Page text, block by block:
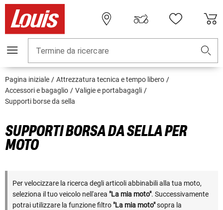
Termine da ricercare
Pagina iniziale
Attrezzatura tecnica e tempo libero
Accessori e bagaglio
Valigie e portabagagli
Supporti borse da sella
SUPPORTI BORSA DA SELLA PER
MOTO
Per velocizzare la ricerca degli articoli abbinabili alla tua moto,
seleziona il tuo veicolo nell'area "La mia moto". Successivamente
potrai utilizzare la funzione filtro "La mia moto"sopra la